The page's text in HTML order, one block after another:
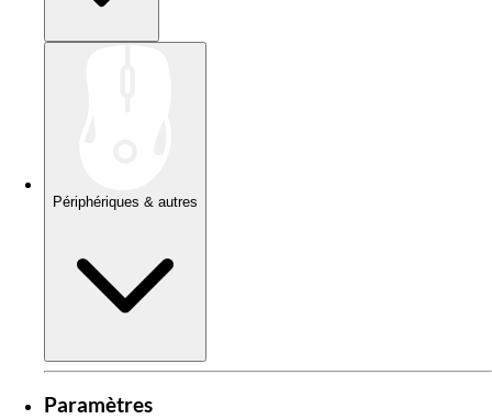
Périphériques & autres
Paramètres